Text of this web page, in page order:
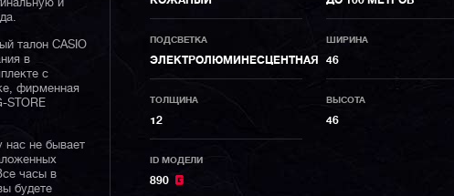
и
талон CASIO
в
с
фирменная
STORE
нас не бывает
часы в
будете
ПОДСВЕТКА
ЭЛЕКТРОЛЮМИНЕСЦЕНТНАЯ
ШИРИНА
46
ТОЛЩИНА
12
ВЫСОТА
46
ID МОДЕЛИ
890